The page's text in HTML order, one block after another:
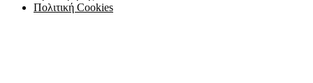
Πολιτική Cookies